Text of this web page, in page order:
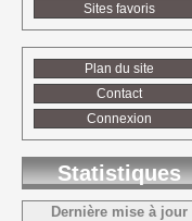
Sites favoris
Plan du site
Contact
Connexion
Statistiques
Dernière mise à jour